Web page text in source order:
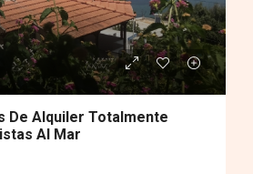
De Alquiler Totalmente
Al Mar